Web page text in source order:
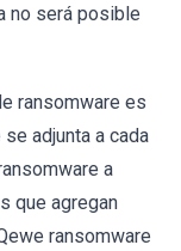
no será posible
ransomware es
adjunta a cada
a
que agregan
ransomware